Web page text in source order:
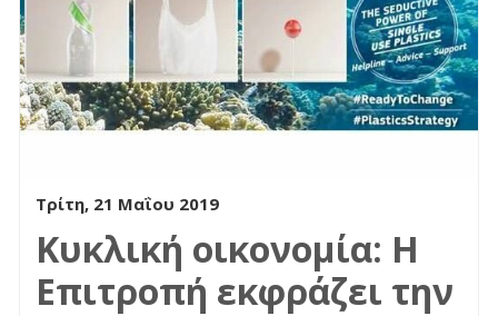
Κυκλική οικονομία: Η
Επιτροπή εκφράζει την
Τρίτη, 21 Μαΐου 2019